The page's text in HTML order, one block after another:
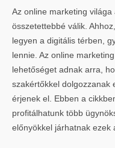
Az online marketing
összetettebbé válik.
legyen a digitális térben,
lennie. Az online
lehetőséget adnak arra,
szakértőkkel dolgozzanak
érjenek el. Ebben a
profitálhatunk több
előnyökkel járhatnak ezek